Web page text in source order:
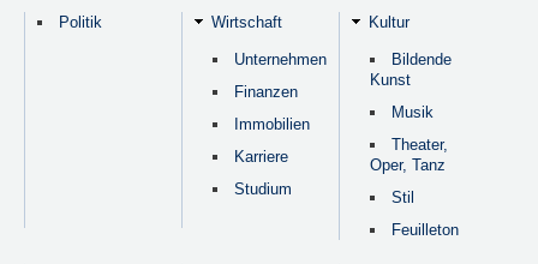
Politik Wirtschaft
Unternehmen
Finanzen
Immobilien
Karriere
Studium
Kultur
Bildende
Kunst
Musik
Theater,
Oper, Tanz
Stil
Feuilleton